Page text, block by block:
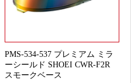
PMS-534-537 プレミアム ミラ
ーシールド SHOEI CWR-F2R
スモークベース